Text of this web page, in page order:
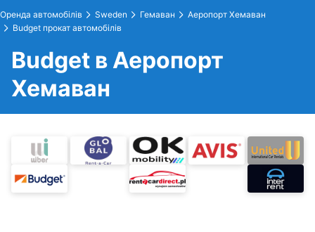
Оренда автомобілів Sweden Гемаван
Аеропорт Хемаван
Budget прокат автомобілів
Budget в Аеропорт
Хемаван